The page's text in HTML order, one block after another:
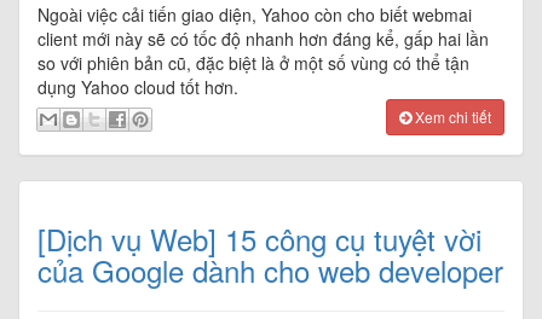
Ngoài việc cải tiến giao diện, Yahoo còn cho biết webmai
client mới này sẽ có tốc độ nhanh hơn đáng kể, gấp hai lần
so với phiên bản cũ, đặc biệt là ở một số vùng có thể tận
dụng Yahoo cloud tốt hơn.
Xem chi tiết
[Dịch vụ Web] 15 công cụ tuyệt vời
của Google dành cho web developer